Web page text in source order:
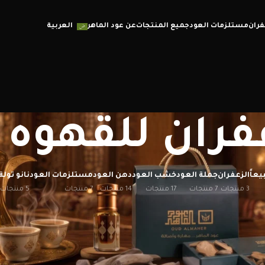
مستلزمات العودجميع المنتجاتعن عود الماهر العربية
للقهوه
الزعفران
3 منتجات
جملة العود
7 منتجات
خشب العود
17 منتجات
دهن العود
14 منتجات
مستلزمات العود
7 منتجات
نانو
5 منتجات
إظهار 12
20